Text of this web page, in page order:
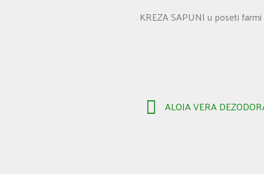
KREZA SAPUNI u poseti
ALOJA VERA